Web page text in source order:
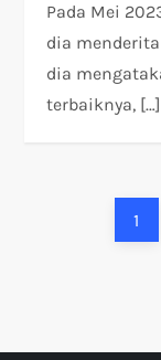
Pada Mei
dia
dia
terbaiknya, […]
Page
1